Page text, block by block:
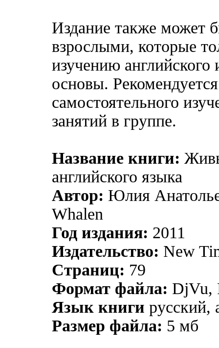
Издание также может
взрослыми, которые
изучению английского
основы.
самостоятельного
занятий в группе.
Название книги:
английского языка
Автор: Юлия
Whalen
Год издания: 2011
Издательство: New
Страниц: 79
Формат файла: DjVu,
Язык книги русский,
Размер файла: 5 мб